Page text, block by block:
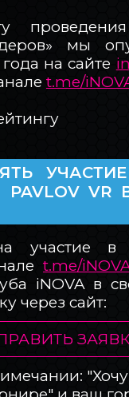
проведения
мы
на сайте
t.me/
VR
участие в
t.me/
iNOVA в
через сайт:
"Хочу